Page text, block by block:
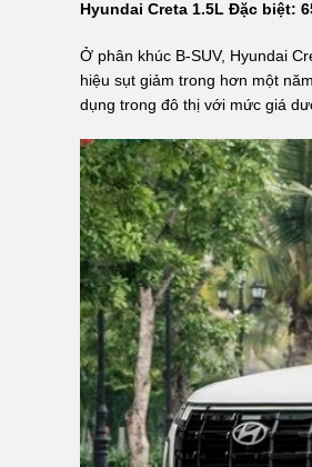
Hyundai Creta 1.5L Đặc biệt:
Ở phân khúc B-SUV, Hyundai
hiệu sụt giảm trong hơn một
dụng trong đô thị với mức giá